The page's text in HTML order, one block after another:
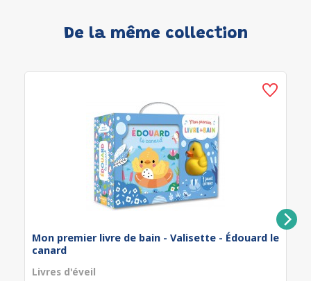
De la même collection
Mon premier livre de bain - Valisette - Édouard le
canard
Livres d'éveil